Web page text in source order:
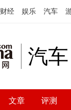
财经 娱乐 汽车
汽车
文章 评测